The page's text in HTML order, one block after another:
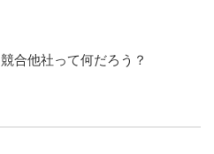
競合他社って何だろう？